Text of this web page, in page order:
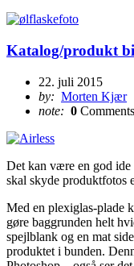
Katalog/produkt
22. juli 2015
by: Morten Kjær
note: 0 Comments
Det kan være en god ide
skal skyde produktfotos
Med en plexiglas-plade
gøre baggrunden helt
spejlblank og en mat
produktet i bunden.